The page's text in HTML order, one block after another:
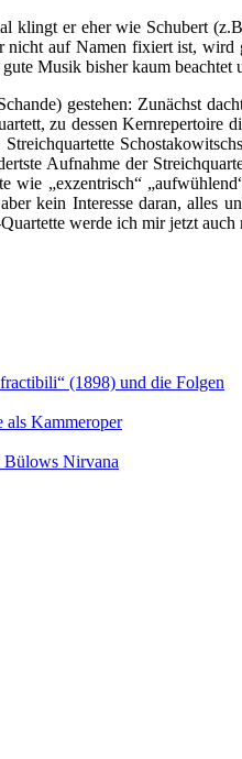
klingt er eher wie Schubert
auf Namen fixiert ist,
Musik bisher kaum beachtet
gestehen: Zunächst
zu dessen
Aufnahme der
„exzentrisch“
kein Interesse daran, alles
werde ich mir jetzt auch
(1898) und die Folgen
als Kammeroper
Bülows Nirvana